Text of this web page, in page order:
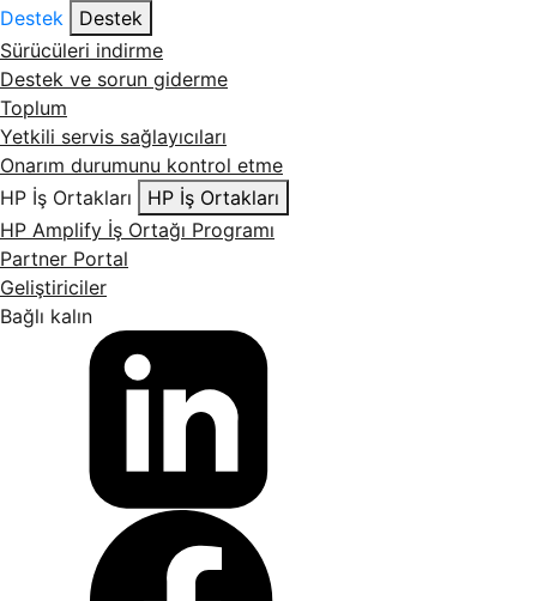
Destek
Destek
Sürücüleri indirme
Destek ve sorun giderme
Toplum
Yetkili servis sağlayıcıları
Onarım durumunu kontrol etme
HP İş Ortakları
HP İş Ortakları
HP Amplify İş Ortağı Programı
Partner Portal
Geliştiriciler
Bağlı kalın